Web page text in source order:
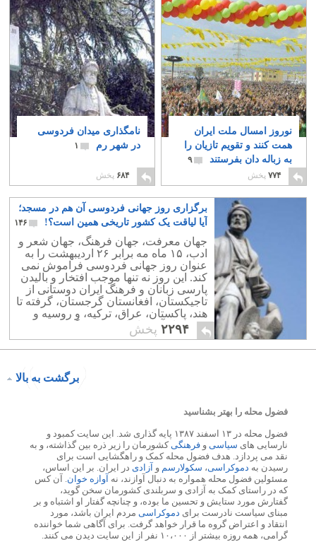
نوروز امسال ملت ایران
همت کنند و تقویم تازیان را
به زباله دان بفرستند
۹
۷۷۴ پخش
نامگذاری میدان فردوسی
در شهر رم
۱
۶۸۴ پخش
برگزاری روز جهانی فردوسی آن هم در مسجد؛
آیا لیاقت یک کشور تاریخی همین است؟!
۱۴۶
جهان معرفت، جهان فرهنگ، جهان شعر و
ادب، ۱۵ ماه مه برابر ۲۶ اردیبهشت را به
عنوان روز جهانی فردوسی فراموش نمی
کند. این روز نه تنها موجب افتخار و بالیدن
پارسی زبانان و فرهنگ ایران دوستانی از
تاجیکستان، افغانستان گرجستان، گرفته تا
هند، پاکستان، عراق، ترکیه، و روسیه و
بخشی از آفریقا را در بر می گیرد.
۲۲۹۴ پخش
برگشت به بالا
فضول محله را بهتر بشناسید
فضول محله در ۱۳ اسفند ۱۳۸۷ پایه گذاری شد. این سایت کمبود و
نارسایی های سیاسی و فرهنگیکشورمان را زیر ذره بین گذاشته، و به
نقد می پردازد. هدف فضول محله کمک و راهگشایی است برای
رسیدن به دموکراسی، سکولارسم و آزادی در ایران. بر این اساس،
مسئولین فضول محله همواره به دنبال آوازند، نه آوازه خوان. آن کس
که در راستای کمک به آزادی و سربلندی کشورمان سخن گوید،
گفتارش مورد ستایش و تحسین ما بوده، و چنانچه گفتار او اشتباه و بر
مبنای سیاست نادرست برای دموکراسی مردم ایران باشد، مورد
انتقاد و اعتراض گروه ما قرار خواهد گرفت. برای آگاهی شما خواننده
گرامی، همه روزه بیشتر از ۱۰،۰۰۰ نفر از این سایت دیدن می کنند.